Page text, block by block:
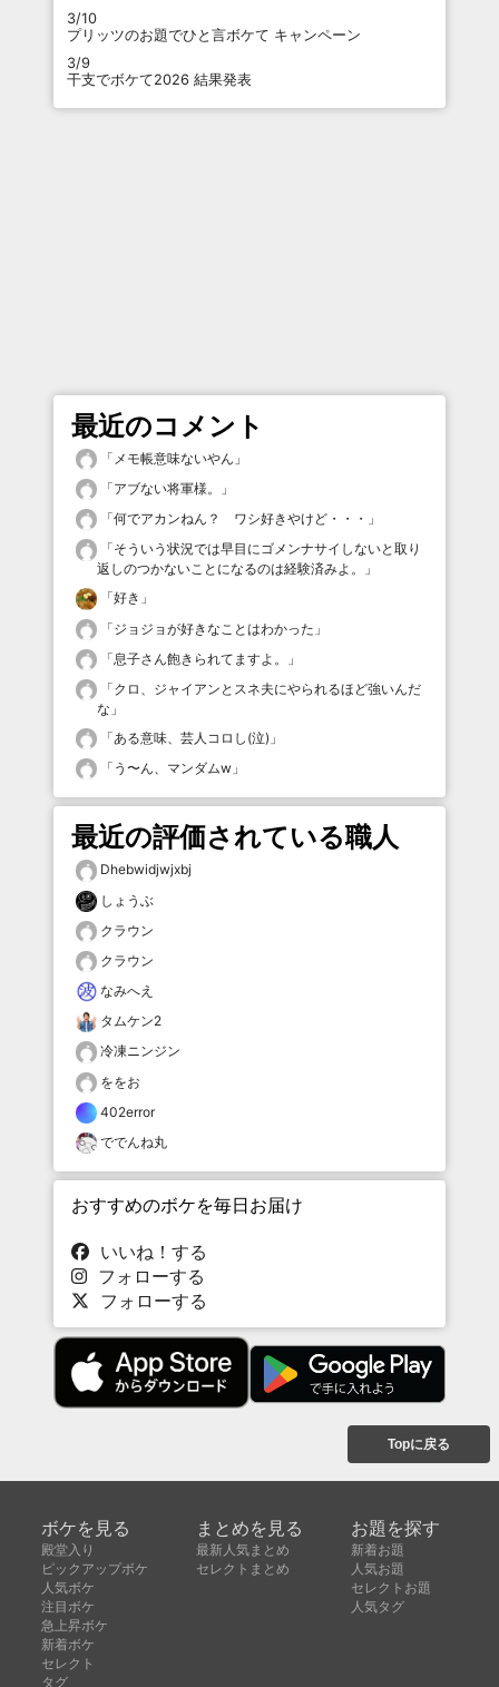
3/10
プリッツのお題でひと言ボケて キャンペーン
3/9
干支でボケて2026 結果発表
最近のコメント
「 メモ帳意味ないやん 」
「アブない将軍様。
」
「何でアカンねん？ ワシ好きやけど・・・ 」
「そういう状況では早目にゴメンナサイしないと取り
返しのつかないことになるのは経験済みよ。
」
「好き 」
「ジョジョが好きなことはわかった 」
「息子さん飽きられてますよ。
」
「クロ、ジャイアンとスネ夫にやられるほど強いんだ
な 」
「ある意味、芸人コロし(泣) 」
「 う〜ん、マンダムw 」
最近の評価されている職人
Dhebwidjwjxbj
しょうぶ
クラウン
クラウン
なみへえ
タムケン2
冷凍ニンジン
ををお
402error
ででんね丸
おすすめのボケを毎日お届け
いいね！する
フォローする
フォローする
Topに戻る
ボケを見る
殿堂入り
ピックアップボケ
人気ボケ
注目ボケ
急上昇ボケ
新着ボケ
セレクト
タグ
まとめを見る
最新人気まとめ
セレクトまとめ
お題を探す
新着お題
人気お題
セレクトお題
人気タグ